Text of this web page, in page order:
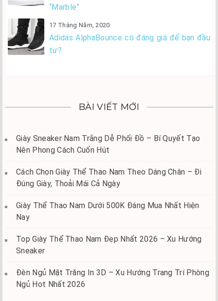
“Marble”
17 Tháng Năm, 2020
Adidas AlphaBounce có đáng giá để bạn đầu
tư?
BÀI VIẾT MỚI
Giày Sneaker Nam Trắng Dễ Phối Đồ – Bí Quyết Tạo
Nên Phong Cách Cuốn Hút
Cách Chọn Giày Thể Thao Nam Theo Dáng Chân – Đi
Đúng Giày, Thoải Mái Cả Ngày
Giày Thể Thao Nam Dưới 500K Đáng Mua Nhất Hiện
Nay
Top Giày Thể Thao Nam Đẹp Nhất 2026 – Xu Hướng
Sneaker
Đèn Ngủ Mặt Trăng In 3D – Xu Hướng Trang Trí Phòng
Ngủ Hot Nhất 2026